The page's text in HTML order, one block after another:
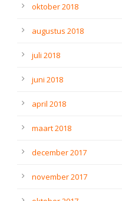
oktober 2018
augustus 2018
juli 2018
juni 2018
april 2018
maart 2018
december 2017
november 2017